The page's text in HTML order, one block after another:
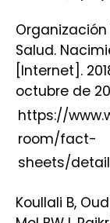
Salud.
[Internet].
octubre de
https://
room/fact-
sheets/
Koullali B,